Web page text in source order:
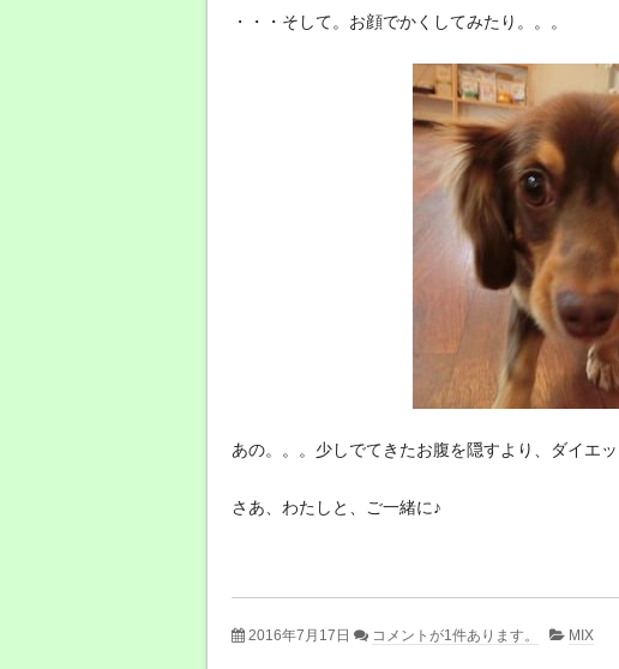
・・・そして。お顔でかくしてみたり。。。
あの。。。少しでてきたお腹を隠すより、ダイエッ
さあ、わたしと、ご一緒に♪
2016年7月17日 コメントが1件あります。 MIX